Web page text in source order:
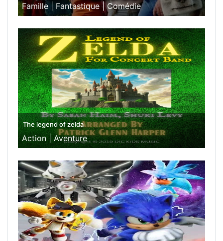
Famille | Fantastique |Comédie
The legend of zelda
Action |Aventure